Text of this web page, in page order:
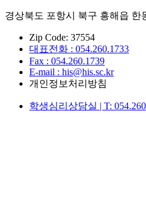
경상북도 포항시 북구 흥해읍 한
Zip Code: 37554
대표전화 : 054.260.1733
Fax : 054.260.1739
E-mail : his@his.sc.kr
개인정보처리방침
학생심리상담실 | T: